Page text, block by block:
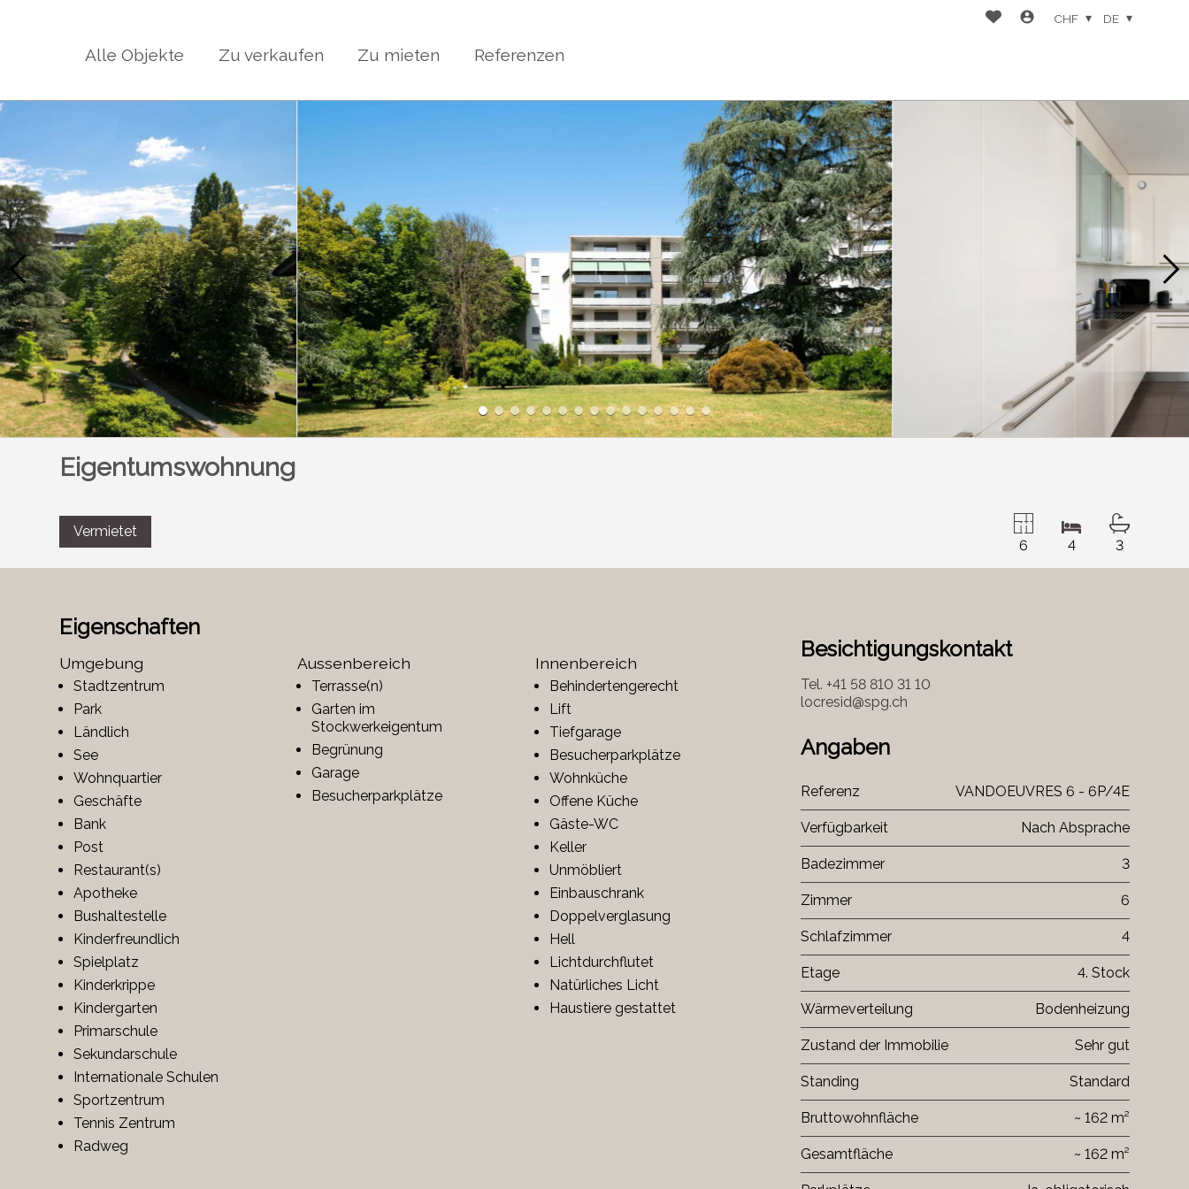
Alle Objekte Zu verkaufen Zu mieten Referenzen
CHF DE
Eigentumswohnung
Vermietet
6
4 3
Eigenschaften
Umgebung
Stadtzentrum
Park
Ländlich
See
Wohnquartier
Geschäfte
Bank
Post
Restaurant(s)
Apotheke
Bushaltestelle
Kinderfreundlich
Spielplatz
Kinderkrippe
Kindergarten
Primarschule
Sekundarschule
Internationale Schulen
Sportzentrum
Tennis Zentrum
Radweg
Aussenbereich
Terrasse(n)
Garten im
Stockwerkeigentum
Begrünung
Garage
Besucherparkplätze
Innenbereich
Behindertengerecht
Lift
Tiefgarage
Besucherparkplätze
Wohnküche
Offene Küche
Gäste-WC
Keller
Unmöbliert
Einbauschrank
Doppelverglasung
Hell
Lichtdurchflutet
Natürliches Licht
Haustiere gestattet
Besichtigungskontakt
Tel. +41 58 810 31 10
locresid@spg.ch
Angaben
Referenz VANDOEUVRES 6 - 6P/4E
Verfügbarkeit Nach Absprache
Badezimmer 3
Zimmer 6
Schlafzimmer 4
Etage 4. Stock
Wärmeverteilung Bodenheizung
Zustand der Immobilie Sehr gut
Standing Standard
Bruttowohnfläche ~ 162 m²
Gesamtfläche ~ 162 m²